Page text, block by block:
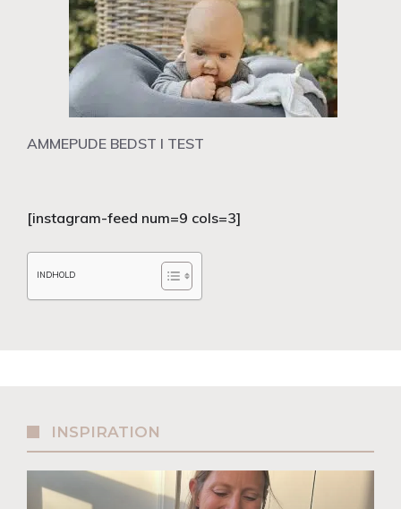
AMMEPUDE BEDST I TEST
[instagram-feed num=9 cols=3]
INDHOLD
INSPIRATION